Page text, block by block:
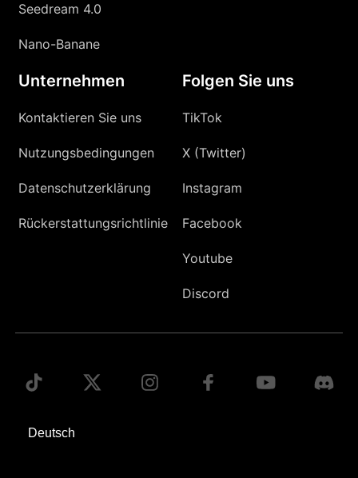
Seedream 4.0
Nano-Banane
Unternehmen
Kontaktieren Sie uns
Nutzungsbedingungen
Datenschutzerklärung
Rückerstattungsrichtlinie
Folgen Sie uns
TikTok
X (Twitter)
Instagram
Facebook
Youtube
Discord